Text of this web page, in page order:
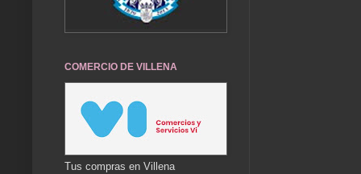
COMERCIO DE VILLENA
Tus compras en Villena